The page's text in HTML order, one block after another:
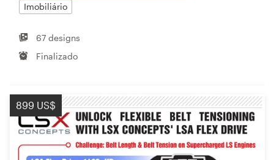
Imobiliário
67 designs
Finalizado
899 US$